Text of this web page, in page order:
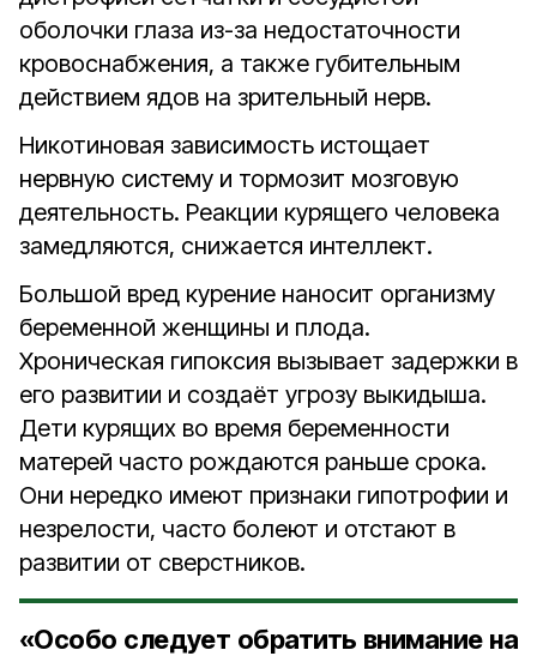
оболочки глаза из-за недостаточности
кровоснабжения, а также губительным
действием ядов на зрительный нерв.
Никотиновая зависимость истощает
нервную систему и тормозит мозговую
деятельность. Реакции курящего человека
замедляются, снижается интеллект.
Большой вред курение наносит организму
беременной женщины и плода.
Хроническая гипоксия вызывает задержки в
его развитии и создаёт угрозу выкидыша.
Дети курящих во время беременности
матерей часто рождаются раньше срока.
Они нередко имеют признаки гипотрофии и
незрелости, часто болеют и отстают в
развитии от сверстников.
«Особо следует обратить внимание на